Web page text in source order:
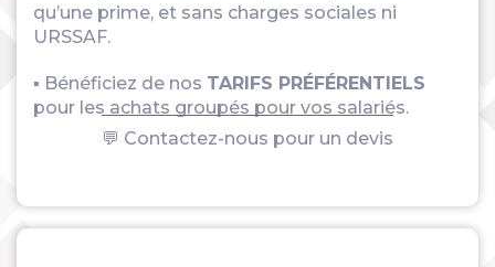
qu’une prime, et sans charges sociales ni
URSSAF.
▪ Bénéficiez de nos TARIFS PRÉFÉRENTIELS
pour les achats groupés pour vos salariés.
💬 Contactez-nous pour un devis